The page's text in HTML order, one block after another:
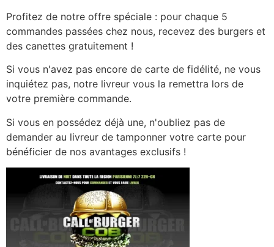
Profitez de notre offre spéciale : pour chaque 5
commandes passées chez nous, recevez des burgers et
des canettes gratuitement !
Si vous n'avez pas encore de carte de fidélité, ne vous
inquiétez pas, notre livreur vous la remettra lors de
votre première commande.
Si vous en possédez déjà une, n'oubliez pas de
demander au livreur de tamponner votre carte pour
bénéficier de nos avantages exclusifs !